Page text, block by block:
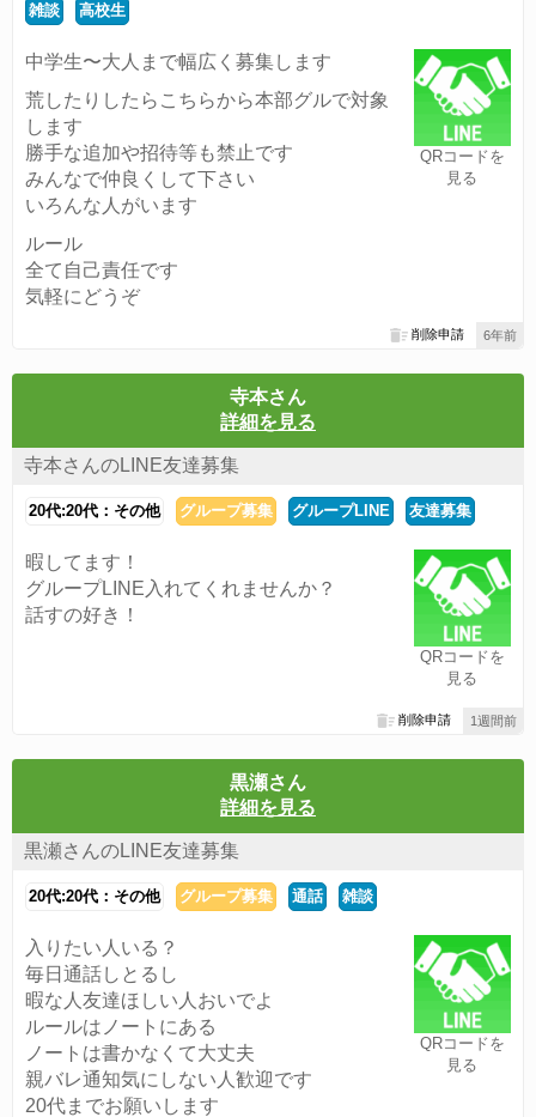
雑談 高校生
QRコードを
見る
中学生〜大人まで幅広く募集します
荒したりしたらこちらから本部グルで対象
します
勝手な追加や招待等も禁止です
みんなで仲良くして下さい
いろんな人がいます
ルール
全て自己責任です
気軽にどうぞ
6年前
削除申請
寺本さん
詳細を見る
寺本さんのLINE友達募集
20代:20代：その他 グループ募集 グループLINE 友達募集
QRコードを
見る
暇してます！
グループLINE入れてくれませんか？
話すの好き！
1週間前
削除申請
黒瀬さん
詳細を見る
黒瀬さんのLINE友達募集
20代:20代：その他 グループ募集 通話 雑談
QRコードを
見る
入りたい人いる？
毎日通話しとるし
暇な人友達ほしい人おいでよ
ルールはノートにある
ノートは書かなくて大丈夫
親バレ通知気にしない人歓迎です
20代までお願いします